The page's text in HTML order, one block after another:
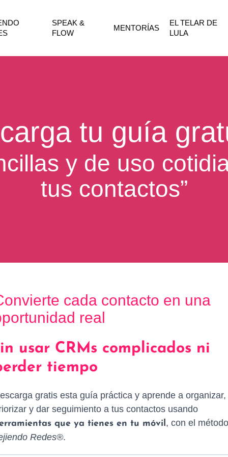
SPEAK &
FLOW
MENTORÍAS
EL TELAR DE
LULA
tu guía
y de uso
tus contactos”
cada contacto en una
real
usar CRMs complicados ni
tiempo
gratis esta guía práctica y aprende a organizar,
y dar seguimiento a tus contactos usando
que ya tienes en tu móvil, con el método
Redes®.